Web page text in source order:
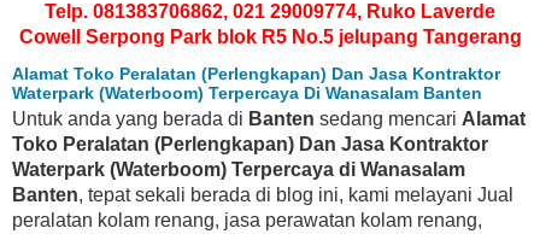
Telp. 081383706862, 021 29009774, Ruko Laverde
Cowell Serpong Park blok R5 No.5 jelupang Tangerang
Alamat Toko Peralatan (Perlengkapan) Dan Jasa Kontraktor
Waterpark (Waterboom) Terpercaya Di Wanasalam Banten
Untuk anda yang berada di Banten sedang mencari Alamat
Toko Peralatan (Perlengkapan) Dan Jasa Kontraktor
Waterpark (Waterboom) Terpercaya di Wanasalam
Banten, tepat sekali berada di blog ini, kami melayani Jual
peralatan kolam renang, jasa perawatan kolam renang,